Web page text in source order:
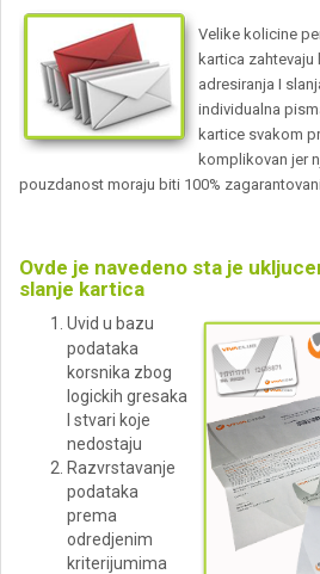
Velike kolicine
kartica
adresiranja I
individualna
kartice svakom
komplikovan jer
pouzdanost moraju biti 100%
Ovde je navedeno sta je
slanje kartica
Uvid u bazu
podataka
korsnika zbog
logickih gresaka
I stvari koje
nedostaju
Razvrstavanje
podataka
prema
odredjenim
kriterijumima